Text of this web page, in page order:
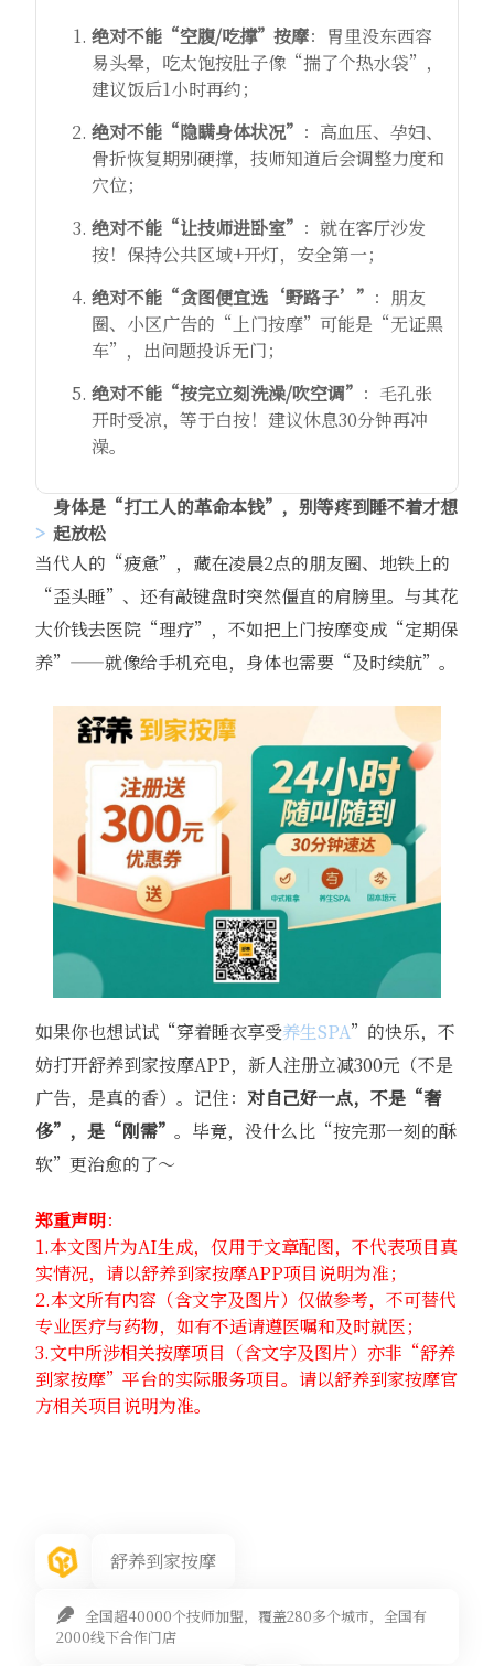
绝对不能“空腹/吃撑”按摩：胃里没东西容
易头晕，吃太饱按肚子像“揣了个热水袋”，
建议饭后1小时再约；
绝对不能“隐瞒身体状况” ：高血压、孕妇、
骨折恢复期别硬撑，技师知道后会调整力度和
穴位；
绝对不能“让技师进卧室” ：就在客厅沙发
按！保持公共区域+开灯，安全第一；
绝对不能“贪图便宜选‘野路子’” ：朋友
圈、小区广告的“上门按摩”可能是“无证黑
车”，出问题投诉无门；
绝对不能“按完立刻洗澡/吹空调” ：毛孔张
开时受凉，等于白按！建议休息30分钟再冲
澡。
身体是“打工人的革命本钱”，别等疼到睡不着才想
起放松
当代人的“疲惫”，藏在凌晨2点的朋友圈、地铁上的
“歪头睡”、还有敲键盘时突然僵直的肩膀里。与其花
大价钱去医院“理疗”，不如把上门按摩变成“定期保
养”——就像给手机充电，身体也需要“及时续航”。
如果你也想试试“穿着睡衣享受养生SPA”的快乐，不
妨打开舒养到家按摩APP，新人注册立减300元（不是
广告，是真的香）。记住： 对自己好一点，不是“奢
侈”，是“刚需” 。毕竟，没什么比“按完那一刻的酥
软”更治愈的了～
郑重声明：
1.本文图片为AI生成，仅用于文章配图，不代表项目真
实情况，请以舒养到家按摩APP项目说明为准；
2.本文所有内容（含文字及图片）仅做参考，不可替代
专业医疗与药物，如有不适请遵医嘱和及时就医；
3.文中所涉相关按摩项目（含文字及图片）亦非“舒养
到家按摩”平台的实际服务项目。请以舒养到家按摩官
方相关项目说明为准。
舒养到家按摩
全国超40000个技师加盟，覆盖280多个城市，全国有
2000线下合作门店